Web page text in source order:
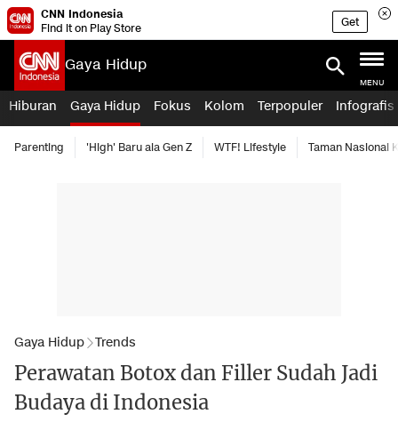
CNN Indonesia
Find it on Play Store
Get
Gaya Hidup
MENU
Hiburan Gaya Hidup Fokus Kolom Terpopuler Infografis
Parenting 'High' Baru ala Gen Z WTF! Lifestyle Taman Nasional
Gaya Hidup Trends
Perawatan Botox dan Filler Sudah Jadi
Budaya di Indonesia